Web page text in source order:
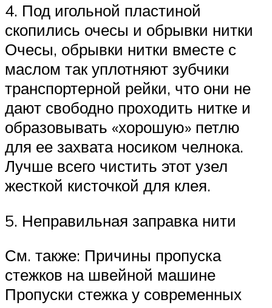
4. Под игольной пластиной
скопились очесы и обрывки нитки
Очесы, обрывки нитки вместе с
маслом так уплотняют зубчики
транспортерной рейки, что они не
дают свободно проходить нитке и
образовывать «хорошую» петлю
для ее захвата носиком челнока.
Лучше всего чистить этот узел
жесткой кисточкой для клея.
5. Неправильная заправка нити
См. также: Причины пропуска
стежков на швейной машине
Пропуски стежка у современных